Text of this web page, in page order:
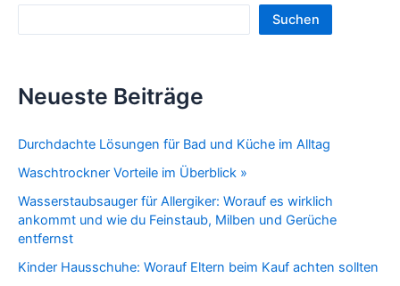
Suchen
Neueste Beiträge
Durchdachte Lösungen für Bad und Küche im Alltag
Waschtrockner Vorteile im Überblick »
Wasserstaubsauger für Allergiker: Worauf es wirklich
ankommt und wie du Feinstaub, Milben und Gerüche
entfernst
Kinder Hausschuhe: Worauf Eltern beim Kauf achten sollten